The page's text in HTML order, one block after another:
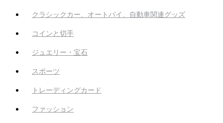
クラシックカー、オートバイ、自動車関連グッズ
コインと切手
ジュエリー・宝石
スポーツ
トレーディングカード
ファッション